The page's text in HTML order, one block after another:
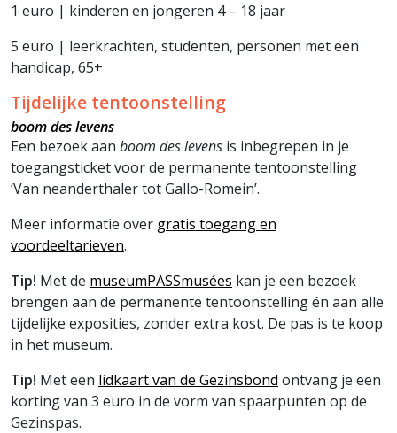
1 euro | kinderen en jongeren 4 – 18 jaar
5 euro | leerkrachten, studenten, personen met een
handicap, 65+
Tijdelijke tentoonstelling
boom des levens
Een bezoek aan boom des levens is inbegrepen in je
toegangsticket voor de permanente tentoonstelling
‘Van neanderthaler tot Gallo-Romein’.
Meer informatie over gratis toegang en
voordeeltarieven.
Tip! Met de museumPASSmusées kan je een bezoek
brengen aan de permanente tentoonstelling én aan alle
tijdelijke exposities, zonder extra kost. De pas is te koop
in het museum.
Tip! Met een lidkaart van de Gezinsbond ontvang je een
korting van 3 euro in de vorm van spaarpunten op de
Gezinspas.